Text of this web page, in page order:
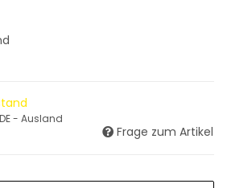
- Ausland
Frage zum Artikel